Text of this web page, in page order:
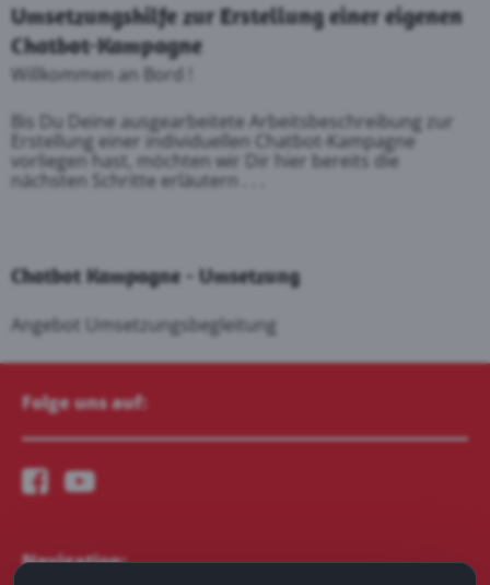
Umsetzungshilfe zur Erstellung einer eigenen
Chatbot-Kampagne
Willkommen an Bord !
Bis Du Deine ausgearbeitete Arbeitsbeschreibung zur
Erstellung einer individuellen Chatbot-Kampagne
vorliegen hast, möchten wir Dir hier bereits die
nächsten Schritte erläutern . . .
Chatbot Kampagne - Umsetzung
Angebot Umsetzungsbegleitung
Folge uns auf:
Navigation: